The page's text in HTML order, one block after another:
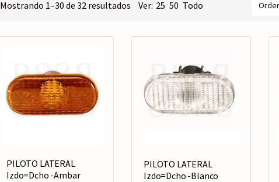
o
Mostrando 1–30 de 32 resultados Ordenado
bajo
Ver: 25 50 Todo
PILOTO LATERAL
Izdo=Dcho -Ambar
PILOTO LATERAL
Izdo=Dcho -Blanco